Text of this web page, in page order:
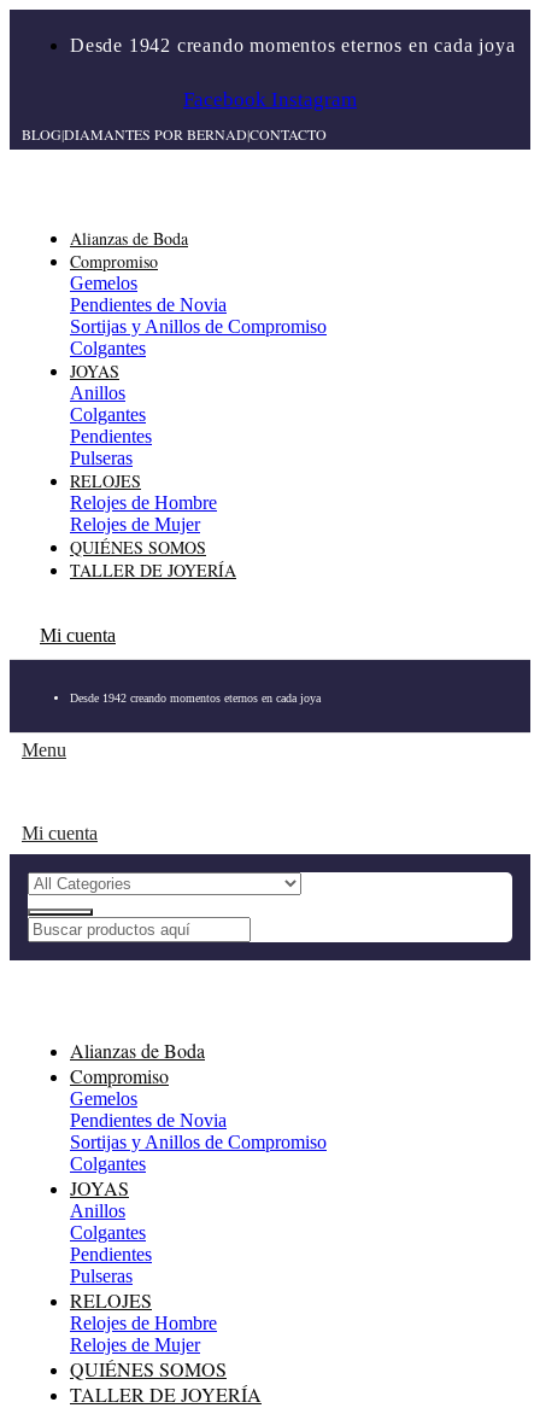
Desde 1942 creando momentos eternos en cada joya
Facebook Instagram
BLOG|DIAMANTES POR BERNAD|CONTACTO
Alianzas de Boda
Compromiso
Gemelos
Pendientes de Novia
Sortijas y Anillos de Compromiso
Colgantes
JOYAS
Anillos
Colgantes
Pendientes
Pulseras
RELOJES
Relojes de Hombre
Relojes de Mujer
QUIÉNES SOMOS
TALLER DE JOYERÍA
Mi cuenta
Desde 1942 creando momentos eternos en cada joya
Menu
Mi cuenta
Alianzas de Boda
Compromiso
Gemelos
Pendientes de Novia
Sortijas y Anillos de Compromiso
Colgantes
JOYAS
Anillos
Colgantes
Pendientes
Pulseras
RELOJES
Relojes de Hombre
Relojes de Mujer
QUIÉNES SOMOS
TALLER DE JOYERÍA